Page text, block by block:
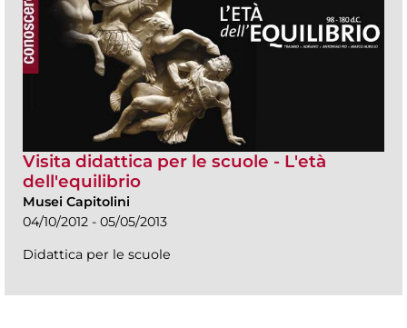
Visita didattica per le scuole - L'età
dell'equilibrio
Musei Capitolini
04/10/2012 - 05/05/2013
Didattica per le scuole